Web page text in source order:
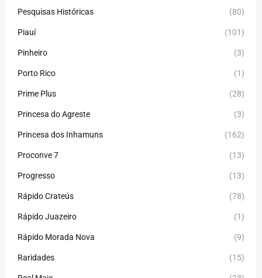
Pesquisas Históricas (80)
Piauí (101)
Pinheiro (3)
Porto Rico (1)
Prime Plus (28)
Princesa do Agreste (3)
Princesa dos Inhamuns (162)
Proconve 7 (13)
Progresso (13)
Rápido Crateús (78)
Rápido Juazeiro (1)
Rápido Morada Nova (9)
Raridades (15)